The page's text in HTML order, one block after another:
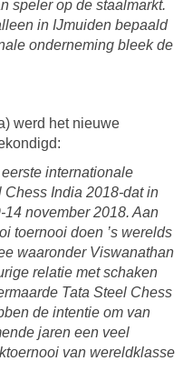
speler op de staalmarkt.
in IJmuiden bepaald
onderneming bleek de
werd het nieuwe
eerste internationale
India 2018-dat in
november 2018. Aan
toernooi doen ’s werelds
waaronder Viswanathan
relatie met schaken
Tata Steel Chess
de intentie om van
jaren een veel
van wereldklasse